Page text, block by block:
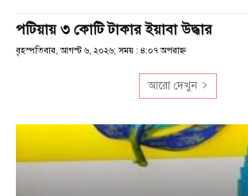
পটিয়ায় ৩ কোটি টাকার ইয়াবা উদ্ধার
বৃহস্পতিবার, আগস্ট ৬, ২০২৬; সময় : ৪:০৭ অপরাহ্ণ
আরো দেখুন